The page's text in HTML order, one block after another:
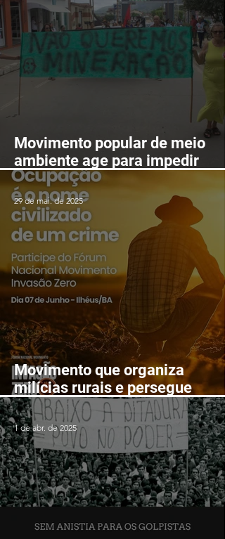
Movimento popular de meio
ambiente age para impedir
mineração nas serras de
Itarantim
Movimento que organiza
milícias rurais e persegue
lutadores populares realizará
Fórum Nacional em Ilhéus em
junho
29 de mai. de 2025
1 de abr. de 2025